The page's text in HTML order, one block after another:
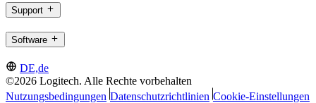
Support
Software
DE,de
©2026 Logitech. Alle Rechte vorbehalten
Nutzungsbedingungen Datenschutzrichtlinien Cookie-Einstellungen